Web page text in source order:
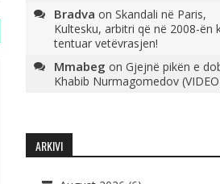
Bradva on Skandali në Paris,
Kultesku, arbitri që në 2008-ën
tentuar vetëvrasjen!
Mmabeg on Gjejnë pikën e
Khabib Nurmagomedov
ARKIVI